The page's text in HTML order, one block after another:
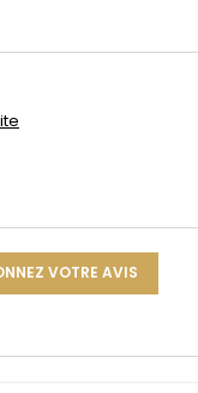
VOTRE AVIS